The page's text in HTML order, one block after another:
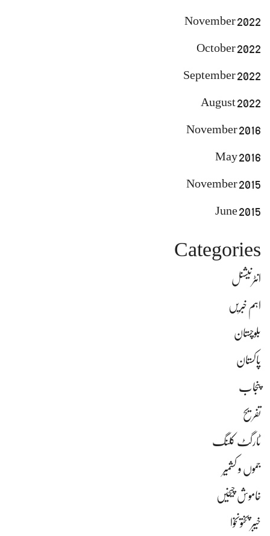
November 2022
October 2022
September 2022
August 2022
November 2016
May 2016
November 2015
June 2015
Categories
انٹرنیشنل
اہم خبریں
بلوچستان
پاکستان
پنجاب
تفریح
ٹارگٹ کلنگ
جموں و کشمیر
خاموش چیخیں
خیبر پختونخوا